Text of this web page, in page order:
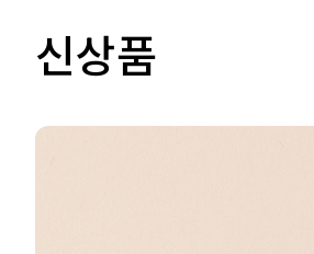
신상품